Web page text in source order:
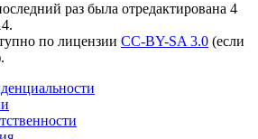
раз была отредактирована 4
по лицензии CC-BY-SA 3.0 (если